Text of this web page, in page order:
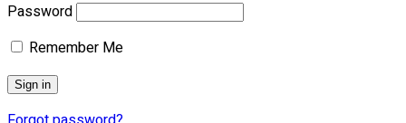
Password
Remember Me